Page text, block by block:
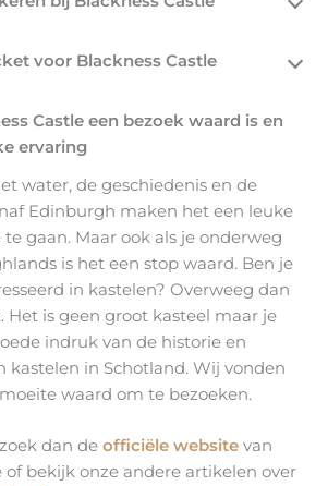
voor Blackness Castle
Castle een bezoek waard is en
ervaring
water, de geschiedenis en de
Edinburgh maken het een leuke
gaan. Maar ook als je onderweg
is het een stop waard. Ben je
in kastelen? Overweeg dan
Het is geen groot kasteel maar je
indruk van de historie en
kastelen in Schotland. Wij vonden
waard om te bezoeken.
dan de officiële website van
of bekijk onze andere artikelen over